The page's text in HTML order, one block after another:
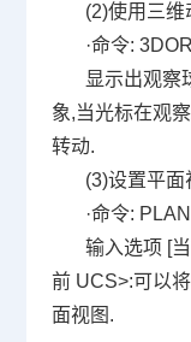
(2)使用三维
·命令:
显示出观察
象,当光标在观
转动.
(3)设置平面
·命令: PLAN
输入选项
前UCS>:可以
面视图 .